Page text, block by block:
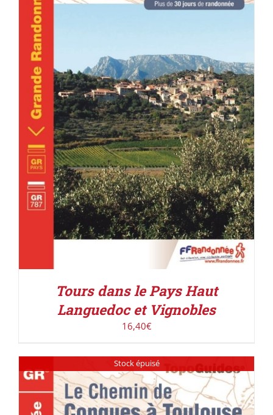
ACHETER LE PRODUIT / DÉTAILS
Tours dans le Pays Haut
Languedoc et Vignobles
16,40€
Stock épuisé